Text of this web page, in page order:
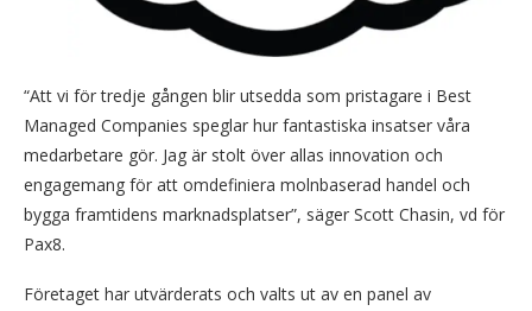
“Att vi för tredje gången blir utsedda som pristagare i Best
Managed Companies speglar hur fantastiska insatser våra
medarbetare gör. Jag är stolt över allas innovation och
engagemang för att omdefiniera molnbaserad handel och
bygga framtidens marknadsplatser”, säger Scott Chasin, vd för
Pax8.
Företaget har utvärderats och valts ut av en panel av